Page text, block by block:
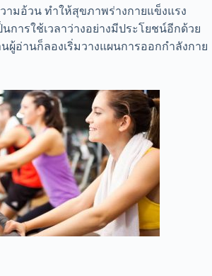
ามอ้วน ทำให้สุขภาพร่างกายแข็งแรง
การใช้เวลาว่างอย่างมีประโยชน์อีกด้วย
ผู้อ่านก็ลองเริ่มวางแผนการออกกำลังกาย